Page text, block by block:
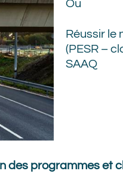
Ou
Réussir le
(PESR –
SAAQ
programmes et